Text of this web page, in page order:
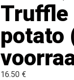
Truffle
potato
16.50 €